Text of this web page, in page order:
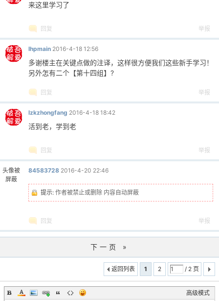
来这里学习了
回复 举报
lhpmain 2016-4-18 12:56
多谢楼主在关键点做的注译，这样很方便我们这些新手学习！
另外怎有二个【第十四组】?
回复 举报
lzkzhongfang 2016-4-18 18:42
活到老，学到老
回复 举报
头像被
屏蔽
84583728 2016-4-20 22:46
提示: 作者被禁止或删除 内容自动屏蔽
回复 举报
下一页 »
1 2 / 2 页
返回列表
高级模式